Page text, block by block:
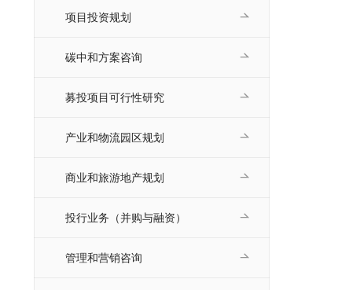
项目投资规划
碳中和方案咨询
募投项目可行性研究
产业和物流园区规划
商业和旅游地产规划
投行业务（并购与融资）
管理和营销咨询